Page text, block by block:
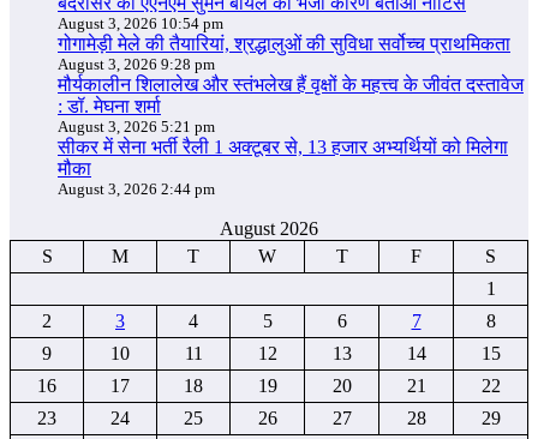
August 3, 2026 10:54 pm
गोगामेड़ी मेले की तैयारियां, श्रद्धालुओं की सुविधा सर्वोच्च प्राथमिकता
August 3, 2026 9:28 pm
मौर्यकालीन शिलालेख और स्तंभलेख हैं वृक्षों के महत्त्व के जीवंत दस्तावेज
: डॉ. मेघना शर्मा
August 3, 2026 5:21 pm
सीकर में सेना भर्ती रैली 1 अक्टूबर से, 13 हजार अभ्यर्थियों को मिलेगा
मौका
August 3, 2026 2:44 pm
August 2026
S
M T W T F
S
1
2
3 4 5 6 7
8
9
10 11 12 13 14
15
16
17 18 19 20 21
22
23
24 25 26 27 28
29